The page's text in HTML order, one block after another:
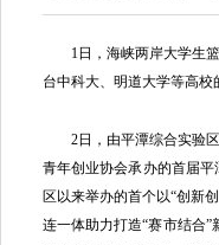
1日，海峡两岸大学生篮
台中科大、明道大学等高校
2日，由平潭综合实验区
青年创业协会承办的首届平
区以来举办的首个以“创新
连一体助力打造“赛市结合